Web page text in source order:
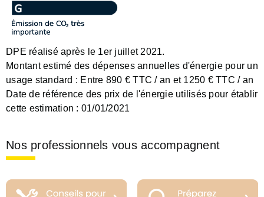
DPE réalisé après le 1er juillet 2021.
Montant estimé des dépenses annuelles d'énergie pour un
usage standard : Entre 890 € TTC / an et 1250 € TTC / an
Date de référence des prix de l'énergie utilisés pour établir
cette estimation : 01/01/2021
Nos professionnels vous accompagnent